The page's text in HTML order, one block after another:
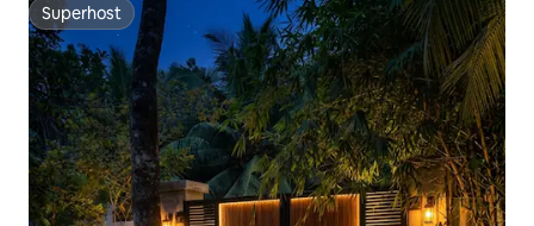
Superhost
Superhost